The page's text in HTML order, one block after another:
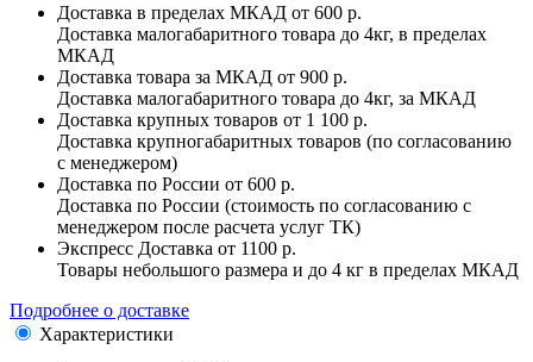
Доставка в пределах МКАД от 600 р.
Доставка малогабаритного товара до 4кг, в пределах
МКАД
Доставка товара за МКАД от 900 р.
Доставка малогабаритного товара до 4кг, за МКАД
Доставка крупных товаров от 1 100 р.
Доставка крупногабаритных товаров (по согласованию
с менеджером)
Доставка по России от 600 р.
Доставка по России (стоимость по согласованию с
менеджером после расчета услуг ТК)
Экспресс Доставка от 1100 р.
Товары небольшого размера и до 4 кг в пределах МКАД
Подробнее о доставке
Характеристики